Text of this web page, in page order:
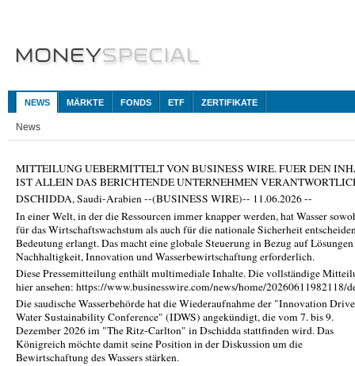
NEWS MÄRKTE FONDS ETF ZERTIFIKATE
News
MITTEILUNG UEBERMITTELT VON BUSINESS WIRE. FUER DEN
IST ALLEIN DAS BERICHTENDE UNTERNEHMEN
DSCHIDDA, Saudi-Arabien --(BUSINESS WIRE)-- 11.06.2026 --
In einer Welt, in der die Ressourcen immer knapper werden, hat Wasser
für das Wirtschaftswachstum als auch für die nationale Sicherheit
Bedeutung erlangt. Das macht eine globale Steuerung in Bezug auf
Nachhaltigkeit, Innovation und Wasserbewirtschaftung erforderlich.
Diese Pressemitteilung enthält multimediale Inhalte. Die vollständige
hier ansehen: https://www.businesswire.com/news/home/20260611982118/
Die saudische Wasserbehörde hat die Wiederaufnahme der "Innovation
Water Sustainability Conference" (IDWS) angekündigt, die vom 7. bis 9.
Dezember 2026 im "The Ritz-Carlton" in Dschidda stattfinden wird. Das
Königreich möchte damit seine Position in der Diskussion um die
Bewirtschaftung des Wassers stärken.